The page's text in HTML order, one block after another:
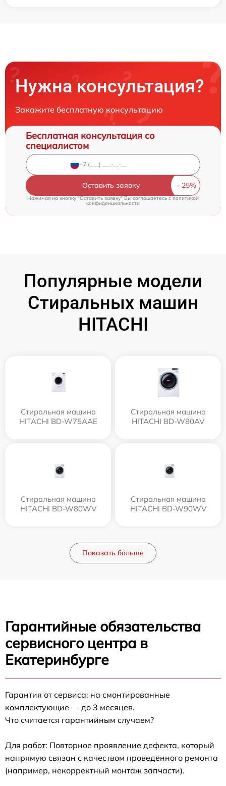
Нужна консультация?
Закажите бесплатную консультацию
Бесплатная консультация со
специалистом
Оставить заявку
Нажимая на кнопку "Оставить заявку" Вы соглашаетесь cполитикой
конфиденциальности
Популярные модели
Стиральных машин
HITACHI
Стиральная машина
HITACHI BD-W75AAE
Стиральная машина
HITACHI BD-W80AV
Стиральная машина
HITACHI BD-W80WV
Стиральная машина
HITACHI BD-W90WV
Показать больше
Гарантийные обязательства
сервисного центра в
Екатеринбурге
Гарантия от сервиса: на смонтированные
комплектующие — до 3 месяцев.
Что считается гарантийным случаем?
Для работ: Повторное проявление дефекта, который
напрямую связан с качеством проведенного ремонта
(например, некорректный монтаж запчасти).